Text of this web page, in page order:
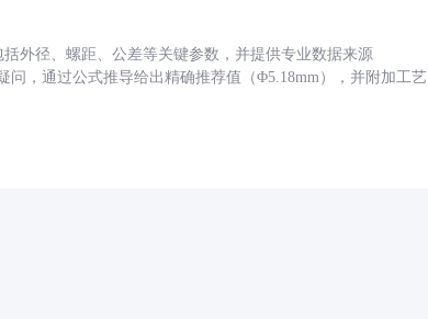
外径、螺距、公差等关键参数，并提供专业数据来源
问，通过公式推导给出精确推荐值（Φ5.18mm），并附加工艺